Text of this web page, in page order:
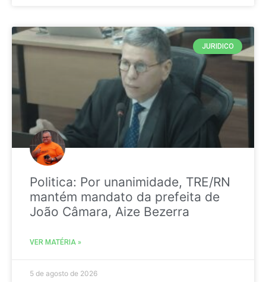
JURIDICO
Politica: Por unanimidade, TRE/RN
mantém mandato da prefeita de
João Câmara, Aize Bezerra
VER MATÉRIA »
5 de agosto de 2026